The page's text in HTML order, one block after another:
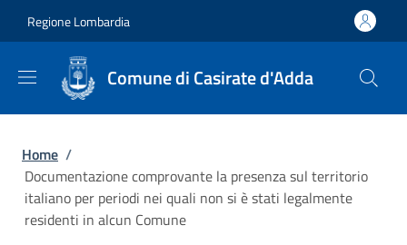
Regione Lombardia
Comune di Casirate d'Adda
Briciole di pane
Home /
Documentazione comprovante la presenza sul territorio
italiano per periodi nei quali non si è stati legalmente
residenti in alcun Comune